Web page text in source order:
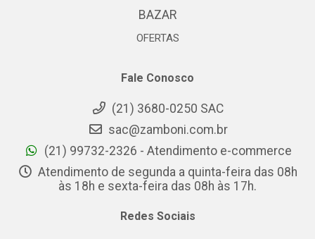
BAZAR
OFERTAS
Fale Conosco
(21) 3680-0250 SAC
sac@zamboni.com.br
(21) 99732-2326 - Atendimento e-commerce
Atendimento de segunda a quinta-feira das 08h
às 18h e sexta-feira das 08h às 17h.
Redes Sociais